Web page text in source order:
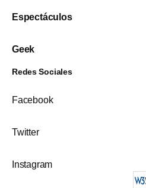
Espectáculos
Geek
Redes Sociales
Facebook
Twitter
Instagram